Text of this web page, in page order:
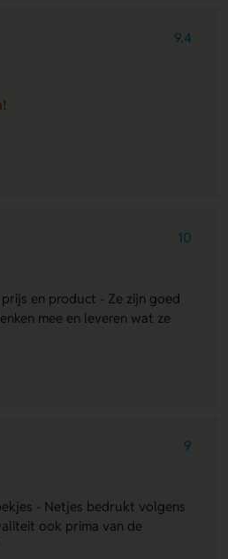
9.4
10
en product - Ze zijn goed
mee en leveren wat ze
9
- Netjes bedrukt volgens
ook prima van de